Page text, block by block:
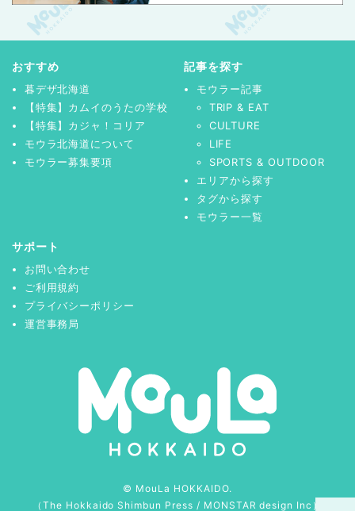
おすすめ
暮デザ北海道
【特集】カムイのうたの学校
【特集】カジャ！コリア
モウラ北海道について
モウラー募集要項
記事を探す
モウラー記事
TRIP & EAT
CULTURE
LIFE
SPORTS & OUTDOOR
エリアから探す
タグから探す
モウラー一覧
サポート
お問い合わせ
ご利用規約
プライバシーポリシー
運営事務局
© MouLa HOKKAIDO.
（ The Hokkaido Shimbun Press / MONSTAR design Inc ）